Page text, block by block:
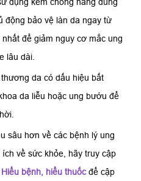
dụng kem chống nắng đúng
động bảo vệ làn da ngay từ
để giảm nguy cơ mắc ung
lâu dài.
da có dấu hiệu bất
da liễu hoặc ung bướu để
sâu hơn về các bệnh lý ung
về sức khỏe, hãy truy cập
bệnh, hiểu thuốcđể cập